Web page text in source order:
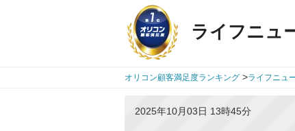
ライフニュ
オリコン顧客満足度ランキング >ライフニュ
2025年10月03日 13時45分